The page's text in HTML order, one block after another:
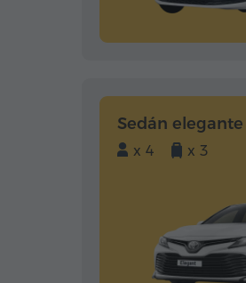
Sedán elegante
x 4 x 3